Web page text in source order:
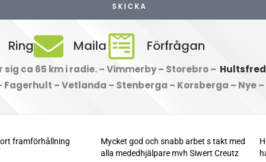
SKICKA
Ring Maila Förfrågan
ca 65 km i radie. – Vimmerby – Storebro – Hultsfred
Fagerhult – Vetlanda – Stenberga – Korsberga – Nye –